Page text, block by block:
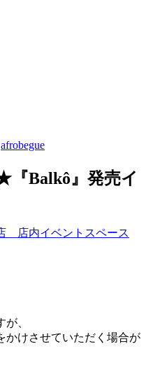
afrobegue
Balkô』発売イ
店内イベントスペース
、
かけさせていただく場合が